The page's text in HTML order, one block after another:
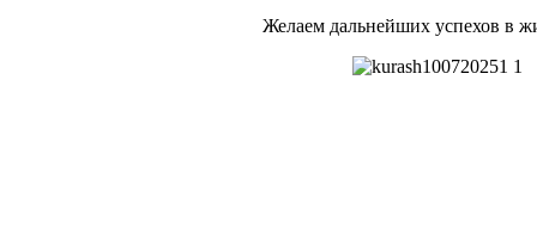
Желаем дальнейших успехов в